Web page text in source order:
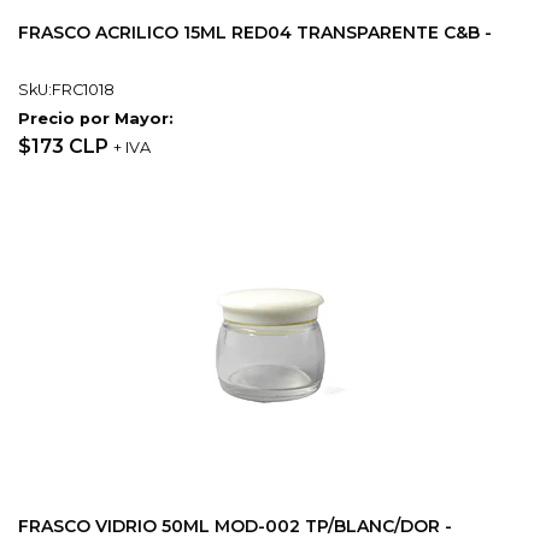
FRASCO ACRILICO 15ML RED04 TRANSPARENTE C&B -
SkU:FRC1018
Precio por Mayor:
$173 CLP + IVA
FRASCO VIDRIO 50ML MOD-002 TP/BLANC/DOR -